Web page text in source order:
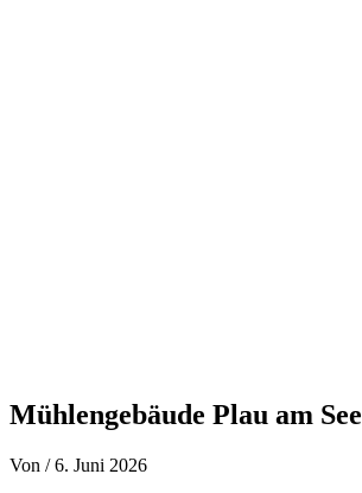
Mühlengebäude Plau am See
Von /6. Juni 2026